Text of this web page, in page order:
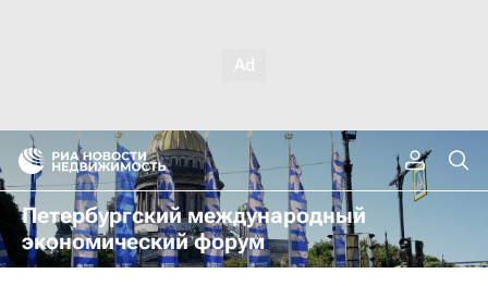
Петербургский международный
экономический форум